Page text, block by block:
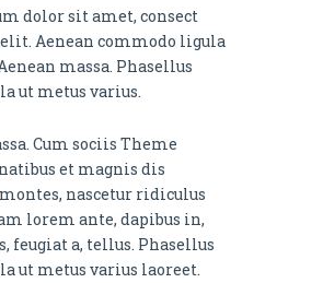
dolor sit amet, consect
Aenean commodo ligula
massa. Phasellus
ut metus varius.
Cum sociis Theme
et magnis dis
nascetur ridiculus
lorem ante, dapibus in,
feugiat a, tellus. Phasellus
ut metus varius laoreet.